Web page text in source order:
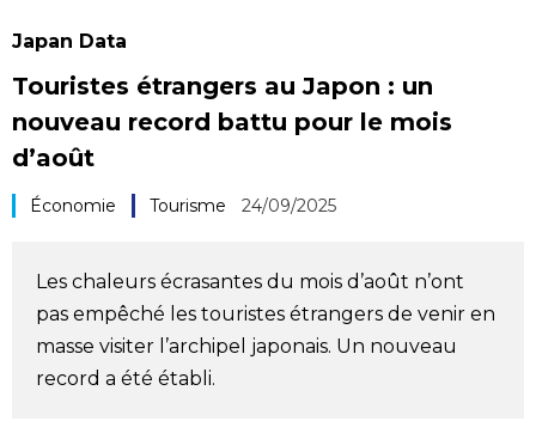
Société
Culture
Le japonais
Japan Data
Touristes étrangers au Japon : un
nouveau record battu pour le mois
d’août
Économie Tourisme 24/09/2025
Les chaleurs écrasantes du mois d’août n’ont
pas empêché les touristes étrangers de venir en
masse visiter l’archipel japonais. Un nouveau
record a été établi.